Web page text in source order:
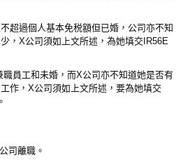
超過個人基本免税額但已婚，公司亦不知
，X公司須如上文所述，為她填交IR56E
職員工和未婚，而X公司亦不知道她是否有
作，X公司須如上文所述，要為她填交
司離職。